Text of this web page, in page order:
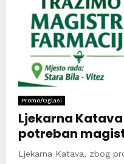
Promo/Oglasi
Ljekarna
potreban
Ljekarna Katava, zbog